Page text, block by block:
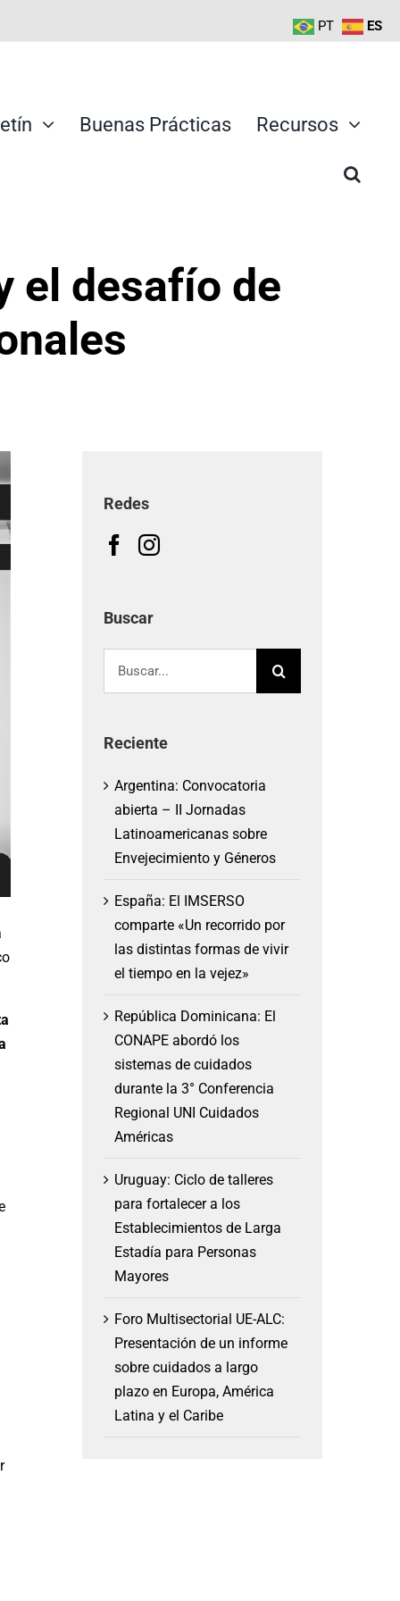
Buenas Prácticas Recursos
el desafío de
Redes
Buscar
Reciente
Argentina: Convocatoria
abierta – II Jornadas
Latinoamericanas sobre
Envejecimiento y Géneros
España: El IMSERSO
comparte «Un recorrido por
las distintas formas de vivir
el tiempo en la vejez»
República Dominicana: El
CONAPE abordó los
sistemas de cuidados
durante la 3° Conferencia
Regional UNI Cuidados
Américas
Uruguay: Ciclo de talleres
para fortalecer a los
Establecimientos de Larga
Estadía para Personas
Mayores
Foro Multisectorial UE-ALC:
Presentación de un informe
sobre cuidados a largo
plazo en Europa, América
Latina y el Caribe
PT ES